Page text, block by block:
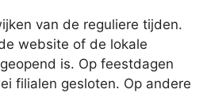
van de reguliere tijden.
website of de lokale
is. Op feestdagen
filialen gesloten. Op andere